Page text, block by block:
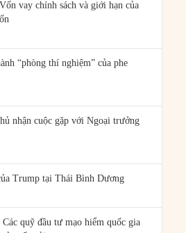
vay chính sách và giới hạn của
“phòng thí nghiệm” của phe
nhận cuộc gặp với Ngoại trưởng
Trump tại Thái Bình Dương
quỹ đầu tư mạo hiểm quốc gia